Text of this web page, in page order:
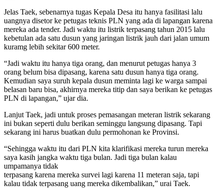
Jelas Taek, sebenarnya tugas Kepala Desa itu hanya fasilitasi lalu
uangnya disetor ke petugas teknis PLN yang ada di lapangan karena
mereka ada tender. Jadi waktu itu listrik terpasang tahun 2015 lalu
kebetulan ada satu dusun yang jaringan listrik jauh dari jalan umum
kuramg lebih sekitar 600 meter.
“Jadi waktu itu hanya tiga orang, dan menurut petugas hanya 3
orang belum bisa dipasang, karena satu dusun hanya tiga orang.
Kemudian saya suruh kepala dusun meminta lagi ke warga sampai
belasan baru bisa, akhirnya mereka titip dan saya berikan ke petugas
PLN di lapangan,” ujar dia.
Lanjut Taek, jadi untuk proses pemasangan meteran listrik sekarang
ini bukan seperti dulu berikan seminggu langsung dipasang. Tapi
sekarang ini harus buatkan dulu permohonan ke Provinsi.
“Sehingga waktu itu dari PLN kita klarifikasi mereka turun mereka
saya kasih jangka waktu tiga bulan. Jadi tiga bulan kalau
umpamanya tidak
terpasang karena mereka survei lagi karena 11 meteran saja, tapi
kalau tidak terpasang uang mereka dikembalikan,” urai Taek.